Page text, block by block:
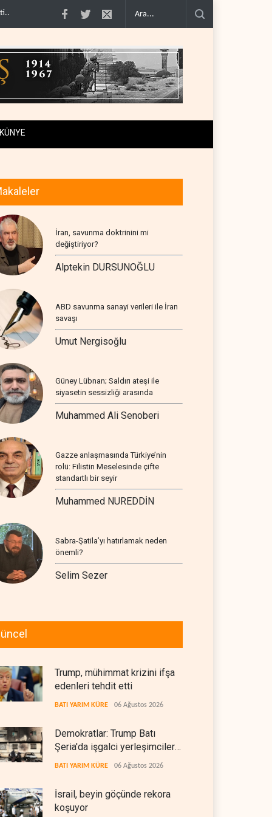
.. İsrail, beyin göçünde rekora koşuyor.. Kolombiya kartelleri
KÜNYE
İran, savunma doktrinini mi
değiştiriyor?
Alptekin DURSUNOĞLU
ABD savunma sanayi verileri ile İran
savaşı
Umut Nergisoğlu
Güney Lübnan; Saldırı ateşi ile
siyasetin sessizliği arasında
Muhammed Ali Senoberi
Gazze anlaşmasında Türkiye’nin
rolü: Filistin Meselesinde çifte
standartlı bir seyir
Muhammed NUREDDİN
Sabra-Şatila’yı hatırlamak neden
önemli?
Selim Sezer
Trump, mühimmat krizini ifşa
edenleri tehdit etti
BATI YARIM KÜRE 06 Ağustos 2026
Demokratlar: Trump Batı
Şeria'da işgalci yerleşimcilere
cezasızlık sağladı
BATI YARIM KÜRE 06 Ağustos 2026
İsrail, beyin göçünde rekora
koşuyor